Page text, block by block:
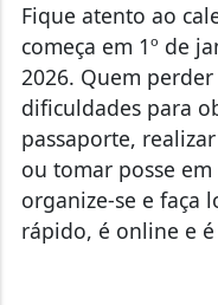
Fique atento ao
começa em 1º de
2026. Quem
dificuldades para
passaporte,
ou tomar posse
organize-se e faça
rápido, é online e